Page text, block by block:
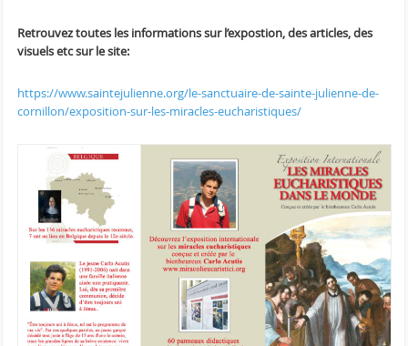
Retrouvez toutes les informations sur l’expostion, des articles, des
visuels etc sur le site:
https://www.saintejulienne.org/le-sanctuaire-de-sainte-julienne-de-
cornillon/exposition-sur-les-miracles-eucharistiques/